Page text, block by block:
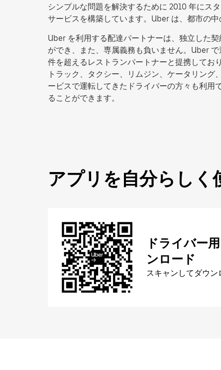
シンプルな問題を解決するために 2010 年にス
サービスを構築しています。Uber は、都市の
Uber を利用する配達パートナーは、独立した
ができ、また、専属義務も負いません。Uber
件を超えるレストランパートナーと提携してお
トラック、タクシー、リムジン、ケータリン
ービスで運転してきたドライバーの方々も利用
ることができます。
アプリを自分らしく
ドライバー
ンロード
スキャンしてダウン